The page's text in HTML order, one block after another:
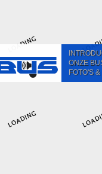
ONZE
FOTO'S